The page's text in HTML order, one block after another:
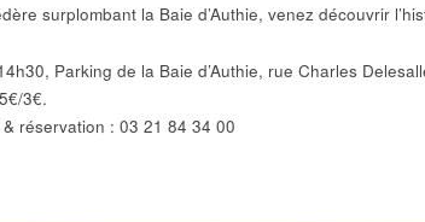
surplombant la Baie d’Authie, venez découvrir
Parking de la Baie d’Authie, rue Charles
3€.
& réservation : 03 21 84 34 00